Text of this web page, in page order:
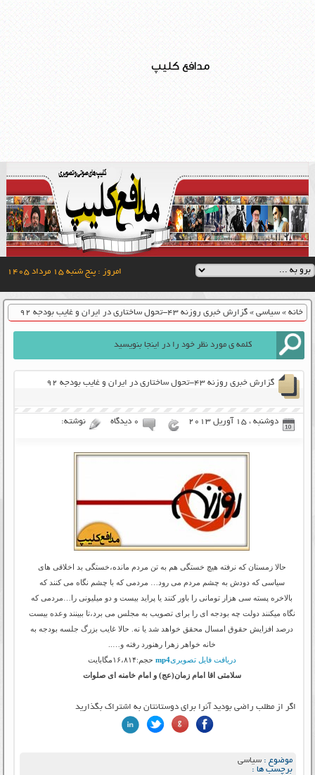
مدافع کلیپ
امروز : پنج شنبه ۱۵ مرداد ۱۴۰۵
خانه» سیاسی» گزارش خبری روزنه ۴۳-تحول ساختاری در ایران و غایب بودجه ۹۲
گزارش خبری روزنه ۴۳-تحول ساختاری در ایران و غایب بودجه ۹۲
دوشنبه ، 15 آوریل 2013 ۰ دیدگاه نوشته:
حالا زمستان که نرفته هیچ خستگی هم به تن مردم مانده،خستگی بد اخلاقی های
سیاسی که دودش به چشم مردم می رود… مردمی که با چشم نگاه می کنند که
بالاخره پسته سی هزار تومانی را باور کنند یا پراید بیست و دو میلیونی را…مردمی که
نگاه میکنند دولت چه بودجه ای را برای تصویب به مجلس می برد،تا ببینند وعده بیست
درصد افزایش حقوق امسال محقق خواهد شد یا نه. حالا غایب بزرگ جلسه بودجه به
خانه خواهر زهرا رهنورد رفته و…..
دریافت فایل تصویریmp4 حجم:۱۶،۸۱۴مگابایت
سلامتی اقا امام زمان(عج) و امام خامنه ای صلوات
اگر از مطلب راضی بودید آنرا برای دوستانتان به اشتراک بگذارید
موضوع :سیاسی
برچسب ها :